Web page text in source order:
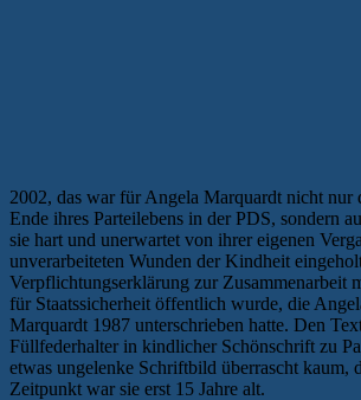
2002, das war für Angela Marquardt nicht nur
Ende ihres Parteilebens in der PDS, sondern
sie hart und unerwartet von ihrer eigenen
unverarbeiteten Wunden der Kindheit
Verpflichtungserklärung zur Zusammenarbeit
für Staatssicherheit öffentlich wurde, die
Marquardt 1987 unterschrieben hatte. Den
Füllfederhalter in kindlicher Schönschrift zu
etwas ungelenke Schriftbild überrascht kaum,
Zeitpunkt war sie erst 15 Jahre alt.